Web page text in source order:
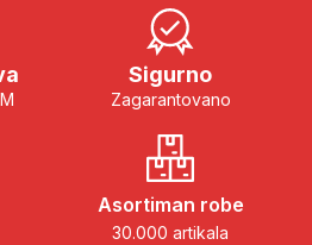
Sigurno
Zagarantovano
Asortiman robe
30.000 artikala